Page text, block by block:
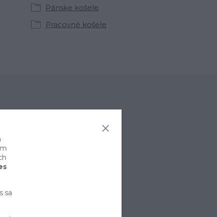
Pánske košele
Pracovné košele
sa